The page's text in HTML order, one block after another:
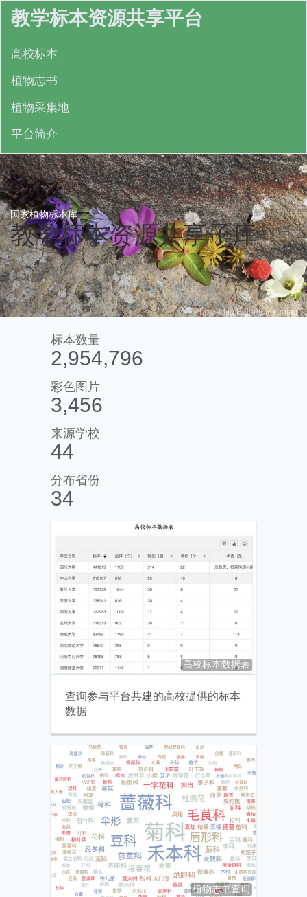
教学标本资源共享平台
高校标本
植物志书
植物采集地
平台简介
国家植物标本库
教学标本资源共享子库
Photoed in Balang Mountain
标本数量
2,954,796
彩色图片
3,456
来源学校
44
分布省份
34
高校标本数据表
查询参与平台共建的高校提供的标本
数据
植物志书查询